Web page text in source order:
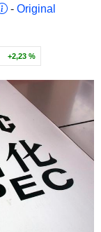
- Original
+2,23 %